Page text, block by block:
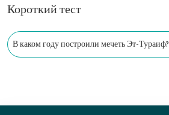
Короткий тест
В каком году построили мечеть Эт-Тураиф?